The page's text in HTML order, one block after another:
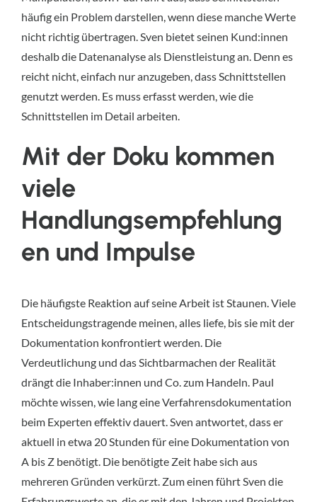
häufig ein Problem darstellen, wenn diese manche Werte
nicht richtig übertragen. Sven bietet seinen Kund:innen
deshalb die Datenanalyse als Dienstleistung an. Denn es
reicht nicht, einfach nur anzugeben, dass Schnittstellen
genutzt werden. Es muss erfasst werden, wie die
Schnittstellen im Detail arbeiten.
Mit der Doku kommen
viele
Handlungsempfehlung
en und Impulse
Die häufigste Reaktion auf seine Arbeit ist Staunen. Viele
Entscheidungstragende meinen, alles liefe, bis sie mit der
Dokumentation konfrontiert werden. Die
Verdeutlichung und das Sichtbarmachen der Realität
drängt die Inhaber:innen und Co. zum Handeln. Paul
möchte wissen, wie lang eine Verfahrensdokumentation
beim Experten effektiv dauert. Sven antwortet, dass er
aktuell in etwa 20 Stunden für eine Dokumentation von
A bis Z benötigt. Die benötigte Zeit habe sich aus
mehreren Gründen verkürzt. Zum einen führt Sven die